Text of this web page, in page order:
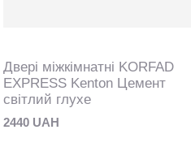
Двері міжкімнатні KORFAD
EXPRESS Kenton Цемент
світлий глухе
2440 UAH